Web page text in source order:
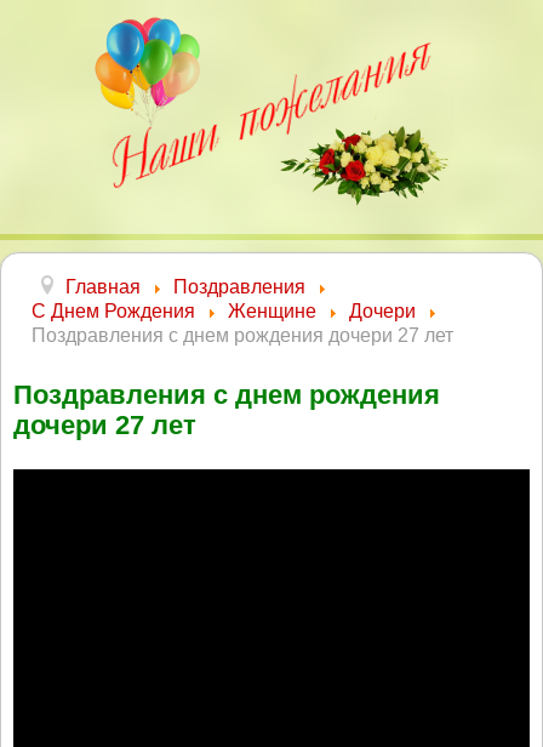
Главная
Поздравления
С Днем Рождения
Женщине
Дочери
Поздравления с днем рождения дочери 27 лет
Поздравления с днем рождения
дочери 27 лет